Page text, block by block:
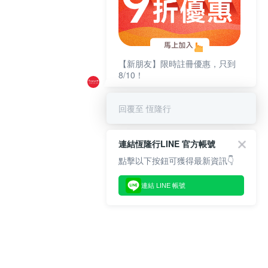
【新朋友】限時註冊優惠，只到
8/10！
回覆至 恆隆行
連結恆隆行LINE 官方帳號
點擊以下按鈕可獲得最新資訊👇
連結 LINE 帳號